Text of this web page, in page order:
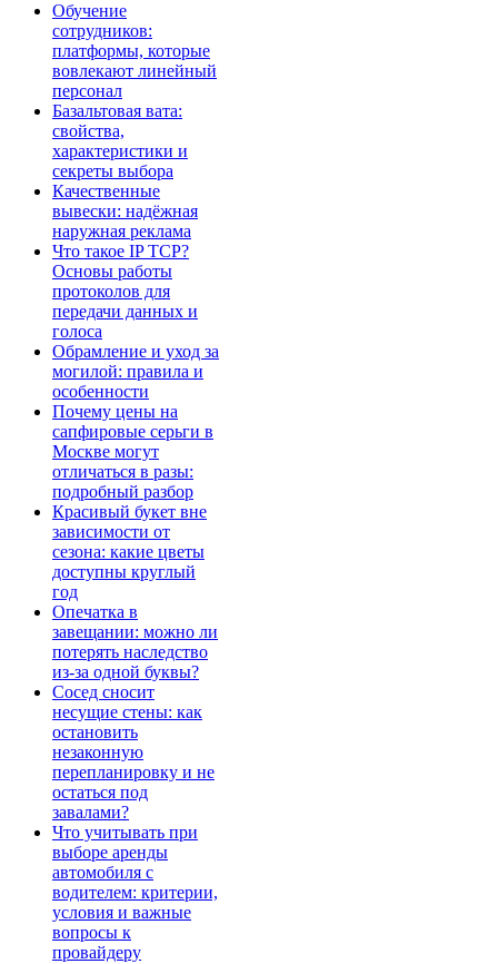
Обучение
сотрудников:
платформы, которые
вовлекают линейный
персонал
Базальтовая вата:
свойства,
характеристики и
секреты выбора
Качественные
вывески: надёжная
наружная реклама
Что такое IP TCP?
Основы работы
протоколов для
передачи данных и
голоса
Обрамление и уход за
могилой: правила и
особенности
Почему цены на
сапфировые серьги в
Москве могут
отличаться в разы:
подробный разбор
Красивый букет вне
зависимости от
сезона: какие цветы
доступны круглый
год
Опечатка в
завещании: можно ли
потерять наследство
из-за одной буквы?
Сосед сносит
несущие стены: как
остановить
незаконную
перепланировку и не
остаться под
завалами?
Что учитывать при
выборе аренды
автомобиля с
водителем: критерии,
условия и важные
вопросы к
провайдеру